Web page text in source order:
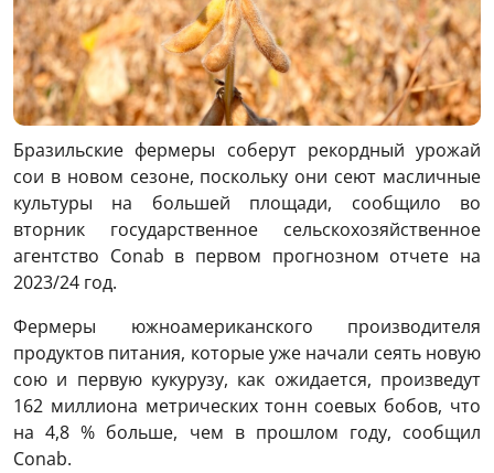
Бразильские фермеры соберут рекордный урожай
сои в новом сезоне, поскольку они сеют масличные
культуры на большей площади, сообщило во
вторник государственное сельскохозяйственное
агентство Conab в первом прогнозном отчете на
2023/24 год.
Фермеры южноамериканского производителя
продуктов питания, которые уже начали сеять новую
сою и первую кукурузу, как ожидается, произведут
162 миллиона метрических тонн соевых бобов, что
на 4,8 % больше, чем в прошлом году, сообщил
Conab.